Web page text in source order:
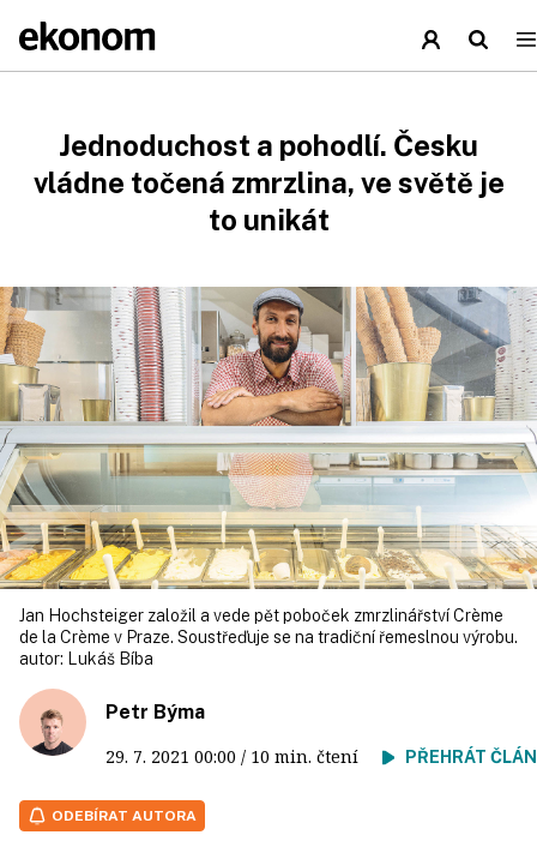
Jednoduchost a pohodlí. Česku
vládne točená zmrzlina, ve světě je
to unikát
Jan Hochsteiger založil a vede pět poboček zmrzlinářství Crème
de la Crème v Praze. Soustřeďuje se na tradiční řemeslnou výrobu.
autor:
Lukáš Bíba
Petr Býma
29. 7. 2021 00:00 / 10 min. čtení PŘEHRÁT
ODEBÍRAT AUTORA